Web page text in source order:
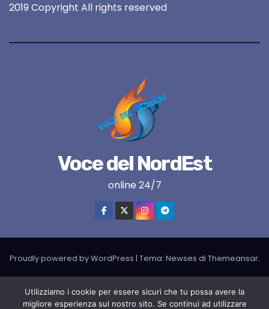
2019 Copyright All rights reserved
Voce del NordEst
online 24/7
Proudly powered by WordPress | Tema: Newses di Themeansar.
LIVE RADIO
RADIONORDEST Il mio account
Utilizziamo i cookie per essere sicuri che tu possa avere la
migliore esperienza sul nostro sito. Se continui ad utilizzare